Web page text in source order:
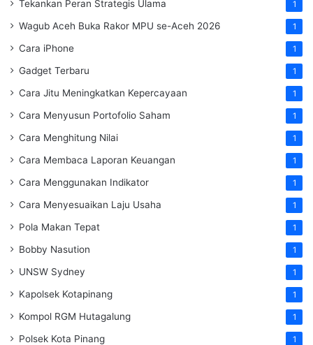
Tekankan Peran Strategis Ulama 1
Wagub Aceh Buka Rakor MPU se-Aceh 2026 1
Cara iPhone 1
Gadget Terbaru 1
Cara Jitu Meningkatkan Kepercayaan 1
Cara Menyusun Portofolio Saham 1
Cara Menghitung Nilai 1
Cara Membaca Laporan Keuangan 1
Cara Menggunakan Indikator 1
Cara Menyesuaikan Laju Usaha 1
Pola Makan Tepat 1
Bobby Nasution 1
UNSW Sydney 1
Kapolsek Kotapinang 1
Kompol RGM Hutagalung 1
Polsek Kota Pinang 1